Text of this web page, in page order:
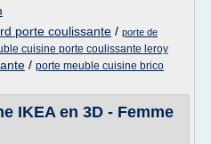
porte coulissante / porte de
cuisine porte coulissante leroy
/ porte meuble cuisine brico
IKEA en 3D - Femme